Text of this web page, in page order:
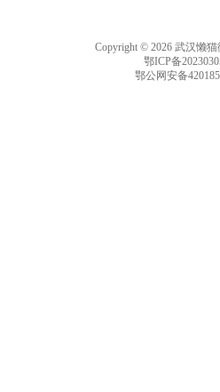
Copyright © 2026 武汉懒
鄂ICP备
鄂公网安备